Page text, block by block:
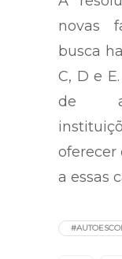
novas
busca
C, D e
de
oferecer
a essas